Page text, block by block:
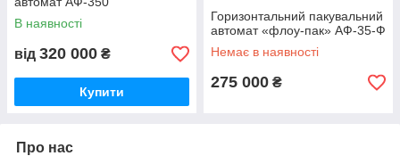
В наявності
від 320 000 ₴
Купити
Горизонтальний пакувальний
автомат «флоу-пак» АФ-35-Ф
Немає в наявності
275 000 ₴
Про нас